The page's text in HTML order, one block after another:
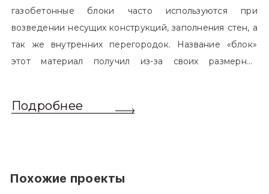
газобетонные блоки часто используются при
возведении несущих конструкций, заполнения стен, а
так же внутренних перегородок. Название «блок»
этот материал получил из-за своих размерных
обычный одинарный кирпич. Размер блоков различен
Подробнее
Похожие проекты